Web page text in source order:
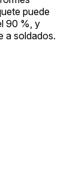
puede
90 %, y
a soldados.